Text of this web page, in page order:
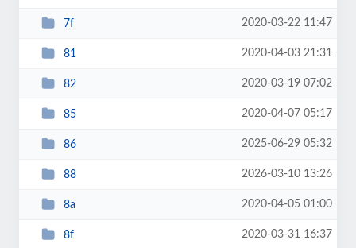
7f 2020-03-22 11:47
81 2020-04-03 21:31
82 2020-03-19 07:02
85 2020-04-07 05:17
86 2025-06-29 05:32
88 2026-03-10 13:26
8a 2020-04-05 01:00
8f 2020-03-31 16:37